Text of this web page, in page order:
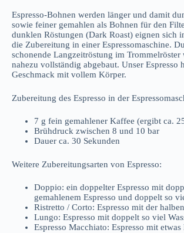
Espresso-Bohnen werden länger und damit
sowie feiner gemahlen als Bohnen für den
dunklen Röstungen (Dark Roast) eignen sich
die Zubereitung in einer Espressomaschine.
schonende Langzeitröstung im Trommelröster
nahezu vollständig abgebaut. Unser Espresso
Geschmack mit vollem Körper.
Zubereitung des Espresso in der
7 g fein gemahlener Kaffee (ergibt ca.
Brühdruck zwischen 8 und 10 bar
Dauer ca. 30 Sekunden
Weitere Zubereitungsarten von Espresso:
Doppio: ein doppelter Espresso mit
gemahlenem Espresso und doppelt so
Ristretto / Corto: Espresso mit der
Lungo: Espresso mit doppelt so viel
Espresso Macchiato: Espresso mit